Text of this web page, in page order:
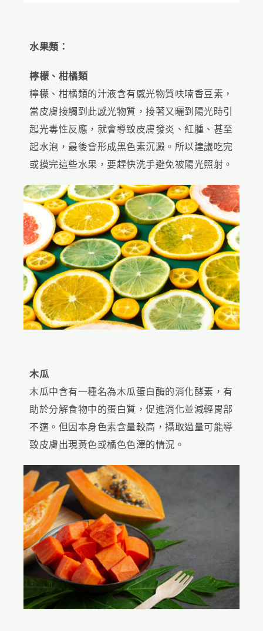
水果類：
檸檬、柑橘類
檸檬、柑橘類的汁液含有感光物質呋喃香豆素，
當皮膚接觸到此感光物質，接著又曬到陽光時引
起光毒性反應，就會導致皮膚發炎、紅腫、甚至
起水泡，最後會形成黑色素沉澱。所以建議吃完
或摸完這些水果，要趕快洗手避免被陽光照射。
木瓜
木瓜中含有一種名為木瓜蛋白酶的消化酵素，有
助於分解食物中的蛋白質，促進消化並減輕胃部
不適。但因本身色素含量較高，攝取過量可能導
致皮膚出現黃色或橘色色澤的情況。